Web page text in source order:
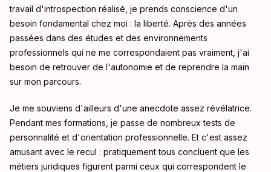
travail d'introspection réalisé, je prends conscience d'un
besoin fondamental chez moi : la liberté. Après des années
passées dans des études et des environnements
professionnels qui ne me correspondaient pas vraiment, j'ai
besoin de retrouver de l'autonomie et de reprendre la main
sur mon parcours.
Je me souviens d'ailleurs d'une anecdote assez révélatrice.
Pendant mes formations, je passe de nombreux tests de
personnalité et d'orientation professionnelle. Et c'est assez
amusant avec le recul : pratiquement tous concluent que les
métiers juridiques figurent parmi ceux qui correspondent le